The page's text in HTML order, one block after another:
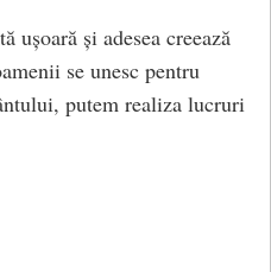
ușoară și adesea creează
se unesc pentru
putem realiza lucruri